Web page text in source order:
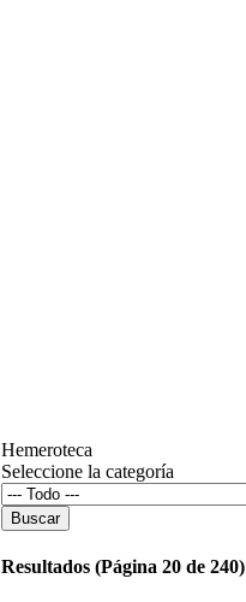
Hemeroteca
Seleccione la categoría
Resultados (Página 20 de 240)